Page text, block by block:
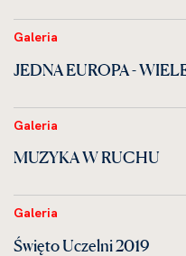
Galeria
JEDNA EUROPA -
Galeria
MUZYKA W RUCHU
Galeria
Święto Uczelni 2019